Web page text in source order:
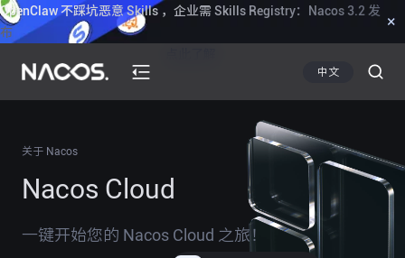
OpenClaw 不踩坑恶意 Skills ，企业需 Skills Registry：Nacos 3.2 发
布
×
中文
关于 Nacos
Nacos Cloud
一键开始您的 Nacos Cloud 之旅！